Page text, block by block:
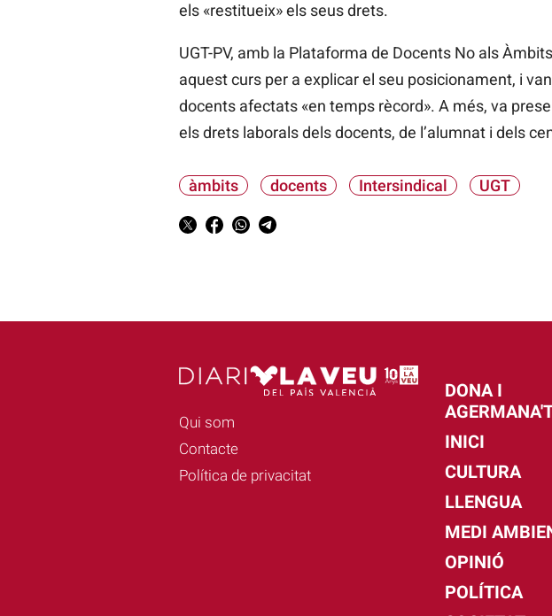
els «restitueix» els seus drets.
UGT-PV, amb la Plataforma de Docents No als
aquest curs per a explicar el seu posicionament, i
docents afectats «en temps rècord». A més, va
els drets laborals dels docents, de l’alumnat i dels
àmbits docents Intersindical UGT
Qui som
Contacte
Política de privacitat
DONA I
INICI
CULTURA
LLENGUA
MEDI
OPINIÓ
POLÍTICA